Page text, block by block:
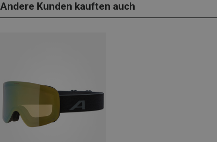
Andere Kunden kauften auch